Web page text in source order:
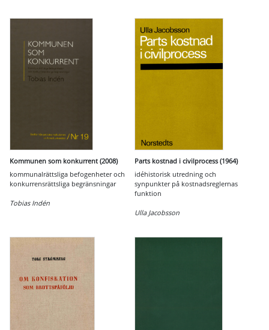
Kommunen som konkurrent (2008)
kommunalrättsliga befogenheter och
konkurrensrättsliga begränsningar
Tobias Indén
Parts kostnad i civilprocess (1964)
idéhistorisk utredning och
synpunkter på kostnadsreglernas
funktion
Ulla Jacobsson